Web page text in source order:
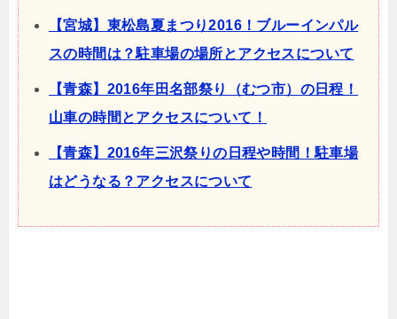
【宮城】東松島夏まつり2016！ブルーインパル
スの時間は？駐車場の場所とアクセスについて
【青森】2016年田名部祭り（むつ市）の日程！
山車の時間とアクセスについて！
【青森】2016年三沢祭りの日程や時間！駐車場
はどうなる？アクセスについて